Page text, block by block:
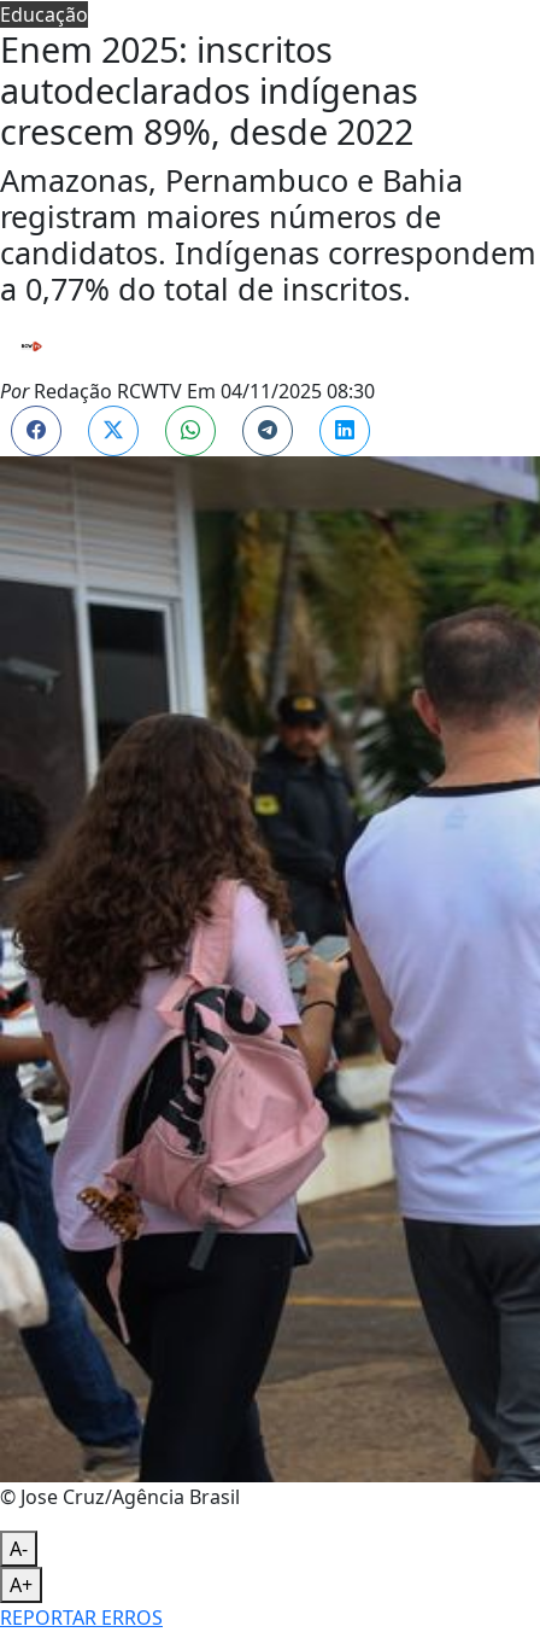
Educação
Enem 2025: inscritos
autodeclarados indígenas
crescem 89%, desde 2022
Amazonas, Pernambuco e Bahia
registram maiores números de
candidatos. Indígenas correspondem
a 0,77% do total de inscritos.
PorRedação RCWTV Em 04/11/2025 08:30
© Jose Cruz/Agência Brasil
A-
A+
REPORTAR ERROS